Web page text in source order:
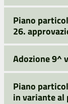
Piano
26.
Adozione 9^
Piano
in variante al